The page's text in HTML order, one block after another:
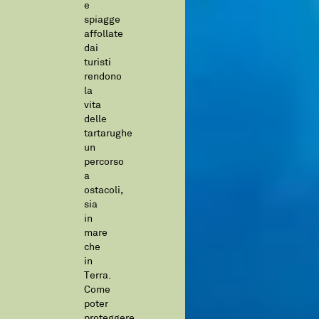
e
spiagge
affollate
dai
turisti
rendono
la
vita
delle
tartarughe
un
percorso
a
ostacoli,
sia
in
mare
che
in
Terra.
Come
poter